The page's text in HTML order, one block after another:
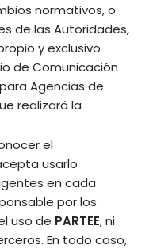
normativos, o
de las Autoridades,
y exclusivo
de Comunicación
Agencias de
realizará la
el
usarlo
en cada
por los
uso de PARTEE, ni
En todo caso,